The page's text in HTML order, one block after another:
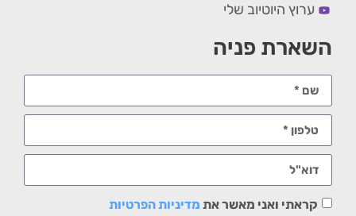
ערוץ היוטיוב שלי
השארת פניה
קראתי ואני מאשר את מדיניות הפרטיות